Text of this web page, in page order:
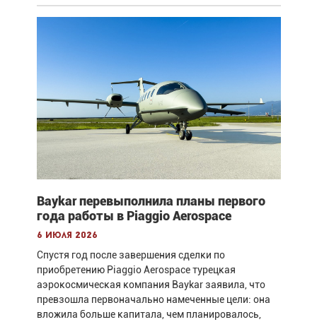
Baykar перевыполнила планы первого
года работы в Piaggio Aerospace
6 июля 2026
Спустя год после завершения сделки по
приобретению Piaggio Aerospace турецкая
аэрокосмическая компания Baykar заявила, что
превзошла первоначально намеченные цели: она
вложила больше капитала, чем планировалось,